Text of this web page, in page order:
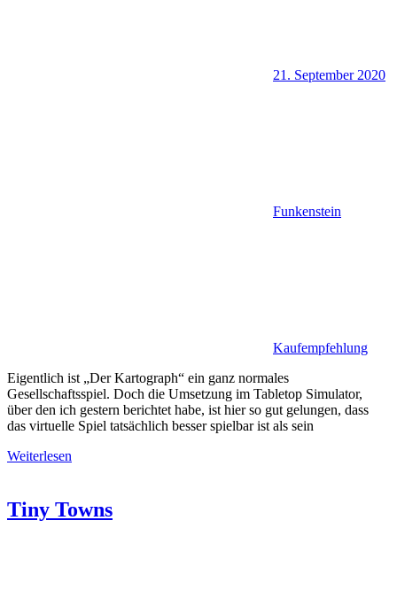
21. September 2020
Funkenstein
Kaufempfehlung
Eigentlich ist „Der Kartograph“ ein ganz normales
Gesellschaftsspiel. Doch die Umsetzung im Tabletop Simulator,
über den ich gestern berichtet habe, ist hier so gut gelungen, dass
das virtuelle Spiel tatsächlich besser spielbar ist als sein
Weiterlesen
Tiny Towns